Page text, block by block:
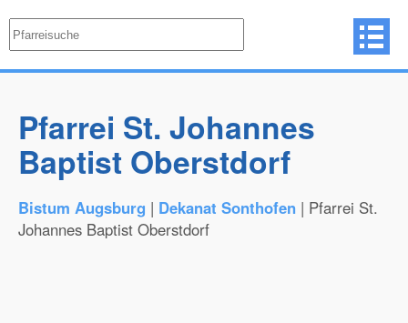
Pfarrei St. Johannes
Baptist Oberstdorf
Bistum Augsburg | Dekanat Sonthofen | Pfarrei St.
Johannes Baptist Oberstdorf